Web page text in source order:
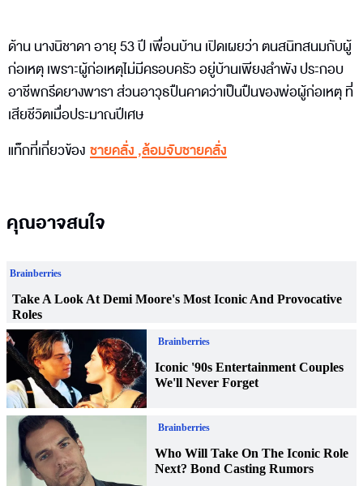
ด้าน นางนิชาดา อายุ 53 ปี เพื่อนบ้าน เปิดเผยว่า ตนสนิทสนมกับผู้
ก่อเหตุ เพราะผู้ก่อเหตุไม่มีครอบครัว อยู่บ้านเพียงลำพัง ประกอบ
อาชีพกรีดยางพารา ส่วนอาวุธปืนคาดว่าเป็นปืนของพ่อผู้ก่อเหตุ ที่
เสียชีวิตเมื่อประมาณปีเศษ
แท็กที่เกี่ยวข้อง ชายคลั่ง ,ล้อมจับชายคลั่ง
คุณอาจสนใจ